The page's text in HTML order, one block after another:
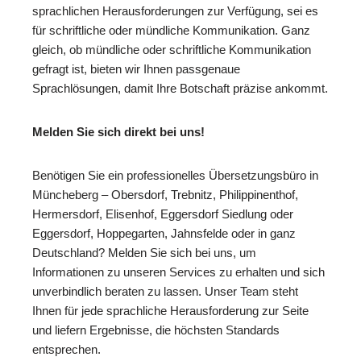
sprachlichen Herausforderungen zur Verfügung, sei es
für schriftliche oder mündliche Kommunikation. Ganz
gleich, ob mündliche oder schriftliche Kommunikation
gefragt ist, bieten wir Ihnen passgenaue
Sprachlösungen, damit Ihre Botschaft präzise ankommt.
Melden Sie sich direkt bei uns!
Benötigen Sie ein professionelles Übersetzungsbüro in
Müncheberg – Obersdorf, Trebnitz, Philippinenthof,
Hermersdorf, Elisenhof, Eggersdorf Siedlung oder
Eggersdorf, Hoppegarten, Jahnsfelde oder in ganz
Deutschland? Melden Sie sich bei uns, um
Informationen zu unseren Services zu erhalten und sich
unverbindlich beraten zu lassen. Unser Team steht
Ihnen für jede sprachliche Herausforderung zur Seite
und liefern Ergebnisse, die höchsten Standards
entsprechen.